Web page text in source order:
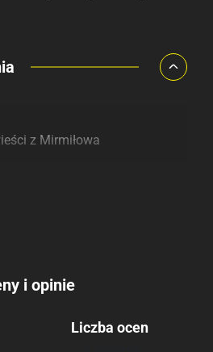
z Mirmiłowa
i opinie
Liczba ocen